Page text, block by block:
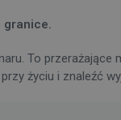
granice.
To przerażające
życiu i znaleźć